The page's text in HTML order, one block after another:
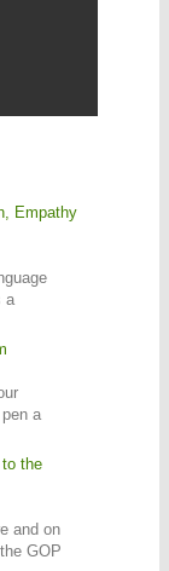
Empathy
a
a
the
and on
GOP